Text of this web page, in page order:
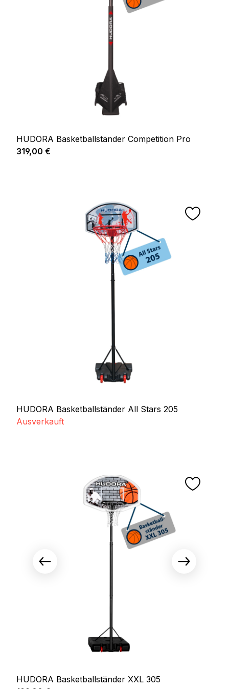
HUDORA Basketballständer Competition Pro
Regulärer Preis:
319,00 €
HUDORA Basketballständer All Stars 205
Ausverkauft
HUDORA Basketballständer XXL 305